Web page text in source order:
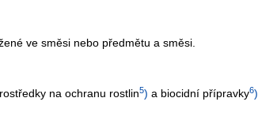
ve směsi nebo předmětu a směsi.
na ochranu rostlin5) a biocidní přípravky6)